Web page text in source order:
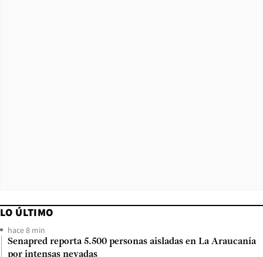
LO ÚLTIMO
hace 8 min
Senapred reporta 5.500 personas aisladas en La Araucanía
por intensas nevadas